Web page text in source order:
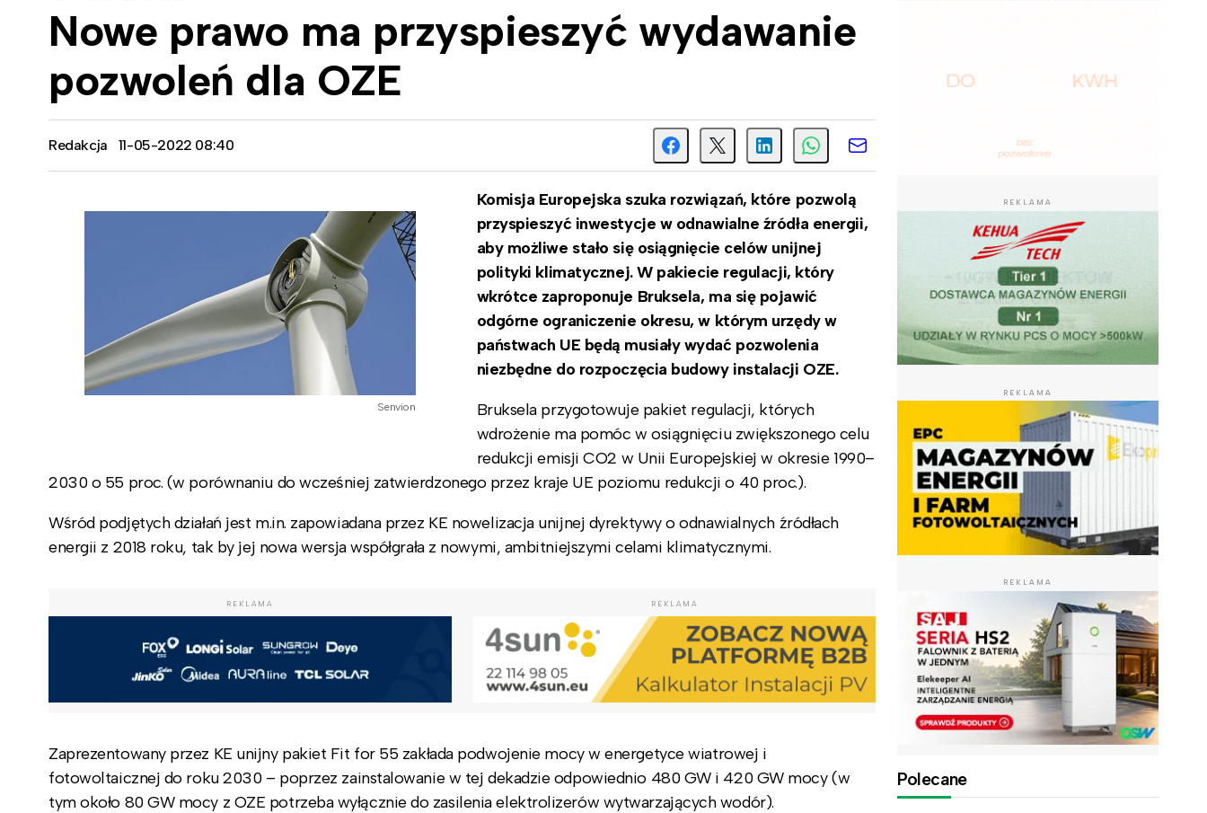
Nowe prawo ma przyspieszyć wydawanie
pozwoleń dla OZE
Redakcja 11-05-2022 08:40
Senvion
Komisja Europejska szuka rozwiązań, które pozwolą
przyspieszyć inwestycje w odnawialne źródła energii,
aby możliwe stało się osiągnięcie celów unijnej
polityki klimatycznej. W pakiecie regulacji, który
wkrótce zaproponuje Bruksela, ma się pojawić
odgórne ograniczenie okresu, w którym urzędy w
państwach UE będą musiały wydać pozwolenia
niezbędne do rozpoczęcia budowy instalacji OZE.
Bruksela przygotowuje pakiet regulacji, których
wdrożenie ma pomóc w osiągnięciu zwiększonego celu
redukcji emisji CO2 w Unii Europejskiej w okresie 1990–
2030 o 55 proc. (w porównaniu do wcześniej zatwierdzonego przez kraje UE poziomu redukcji o 40 proc.).
Wśród podjętych działań jest m.in. zapowiadana przez KE nowelizacja unijnej dyrektywy o odnawialnych źródłach
energii z 2018 roku, tak by jej nowa wersja współgrała z nowymi, ambitniejszymi celami klimatycznymi.
REKLAMA REKLAMA
Zaprezentowany przez KE unijny pakiet Fit for 55 zakłada podwojenie mocy w energetyce wiatrowej i
fotowoltaicznej do roku 2030 – poprzez zainstalowanie w tej dekadzie odpowiednio 480 GW i 420 GW mocy(w
tym około 80 GW mocy z OZE potrzeba wyłącznie do zasilenia elektrolizerów wytwarzających wodór).
REKLAMA
REKLAMA
REKLAMA
Polecane